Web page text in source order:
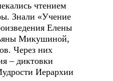
чтением
Знали «Учение
Елены
Микушиной,
Через них
– диктовки
Иерархии